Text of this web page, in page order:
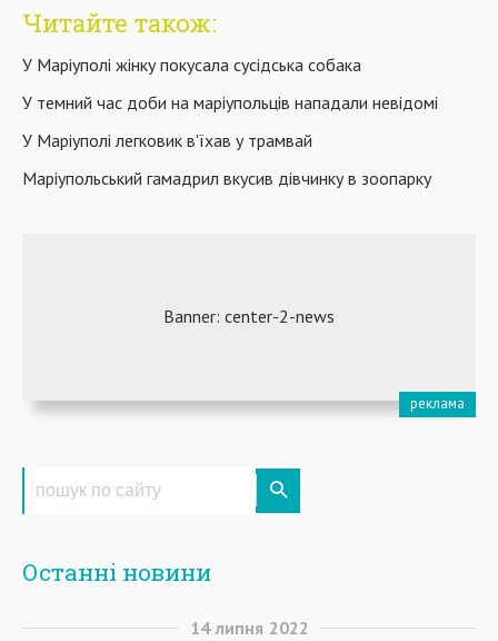
Читайте також:
У Маріуполі жінку покусала сусідська собака
У темний час доби на маріупольців нападали невідомі
У Маріуполі легковик в'їхав у трамвай
Маріупольський гамадрил вкусив дівчинку в зоопарку
Останні новини
14 липня 2022